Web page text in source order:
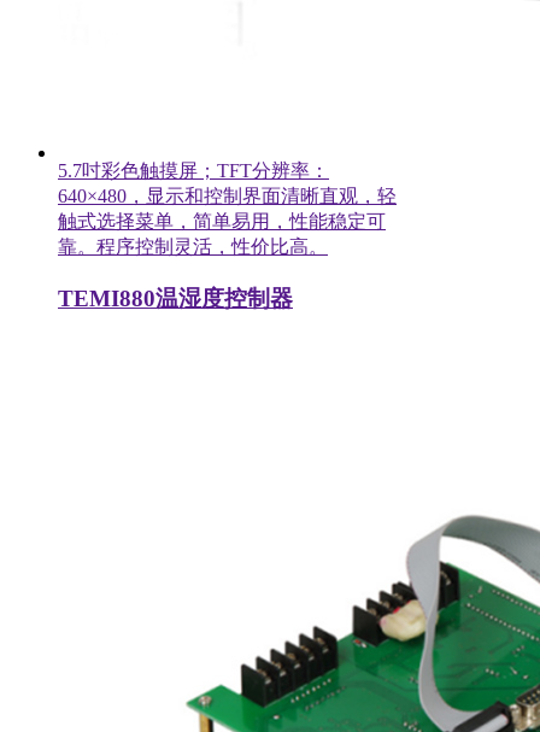
5.7吋彩色触摸屏；TFT分辨率：
640×480，显示和控制界面清晰直观，轻
触式选择菜单，简单易用，性能稳定可
靠。程序控制灵活，性价比高。
TEMI880温湿度控制器